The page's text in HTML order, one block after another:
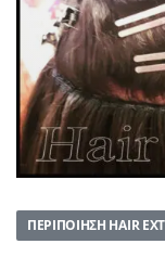
ΠΕΡΙΠΟΊΗΣΗ HAIR